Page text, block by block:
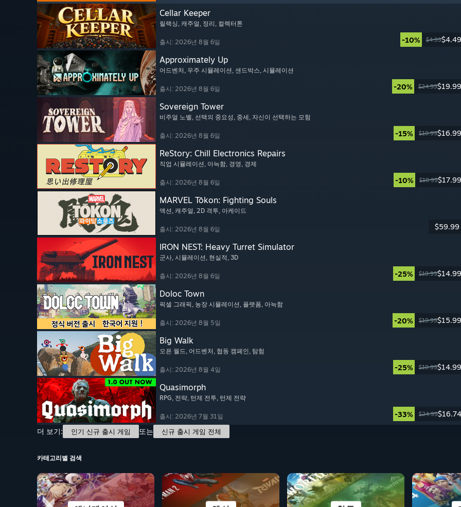
Cellar Keeper
릴랙싱, 캐주얼, 정리 , 컬렉터톤
출시: 2026년 8월 6일 -10% $4.99$4.49
Approximately Up
어드벤처 , 우주 시뮬레이션, 샌드박스, 시뮬레이션
출시: 2026년 8월 6일 -20% $24.99$19.99
Sovereign Tower
비주얼 노벨, 선택의 중요성, 중세, 자신이 선택하는 모험
출시: 2026년 8월 6일 -15% $19.99$16.99
ReStory: Chill Electronics Repairs
직업 시뮬레이션, 아늑함, 경영, 경제
출시: 2026년 8월 6일 -10% $19.99$17.99
MARVEL Tōkon: Fighting Souls
액션 , 캐주얼 , 2D 격투, 아케이드
출시: 2026년 8월 6일 $59.99
IRON NEST: Heavy Turret Simulator
군사, 시뮬레이션 , 현실적 , 3D
출시: 2026년 8월 6일 -25% $19.99$14.99
Doloc Town
픽셀 그래픽 , 농장 시뮬레이션 , 플랫폼, 아늑함
출시: 2026년 8월 5일 -20% $19.99$15.99
Big Walk
오픈 월드, 어드벤처 , 협동 캠페인 , 탐험
출시: 2026년 8월 4일 -25% $19.99$14.99
Quasimorph
RPG, 전략, 턴제 전투, 턴제 전략
출시: 2026년 7월 31일 -33% $24.99$16.74
더 보기:
인기 신규 출시 게임 또는 신규 출시 게임 전체
카테고리별 검색